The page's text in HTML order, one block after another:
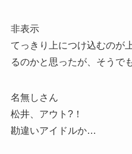
非表示
てっきり上につけ込むのが
るのかと思ったが、そうで
名無しさん
松井、アウト?！
勘違いアイドルか…